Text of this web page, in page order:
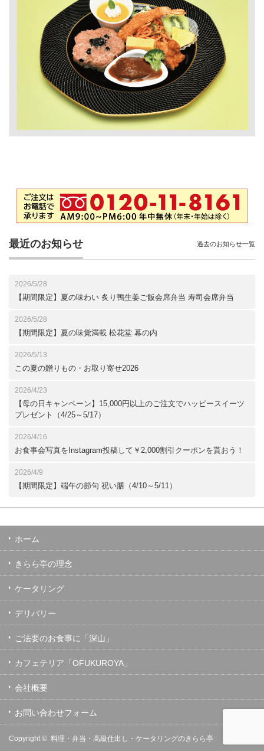
最近のお知らせ
2026/5/28
【期間限定】夏の味わい 炙り鴨生姜ご飯会席弁当 寿司会席弁当
2026/5/28
【期間限定】夏の味覚満載 松花堂 幕の内
2026/5/13
この夏の贈りもの・お取り寄せ2026
2026/4/23
【母の日キャンペーン】15,000円以上のご注文でハッピースイーツ
プレゼント（4/25～5/17）
2026/4/16
お食事会写真をInstagram投稿して￥2,000割引クーポンを貰おう！
2026/4/9
【期間限定】端午の節句 祝い膳（4/10～5/11）
過去のお知らせ一覧
ホーム
きらら亭の理念
ケータリング
デリバリー
ご法要のお食事に「深山」
カフェテリア「OFUKUROYA」
会社概要
お問い合わせフォーム
Copyright © 料理・弁当・高級仕出し・ケータリングのきらら亭